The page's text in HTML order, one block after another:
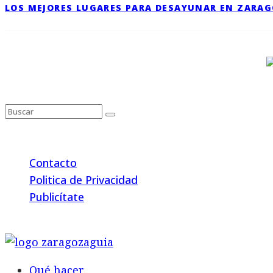
LOS MEJORES LUGARES PARA DESAYUNAR EN
Contacto
Politica de Privacidad
Publicítate
Qué hacer